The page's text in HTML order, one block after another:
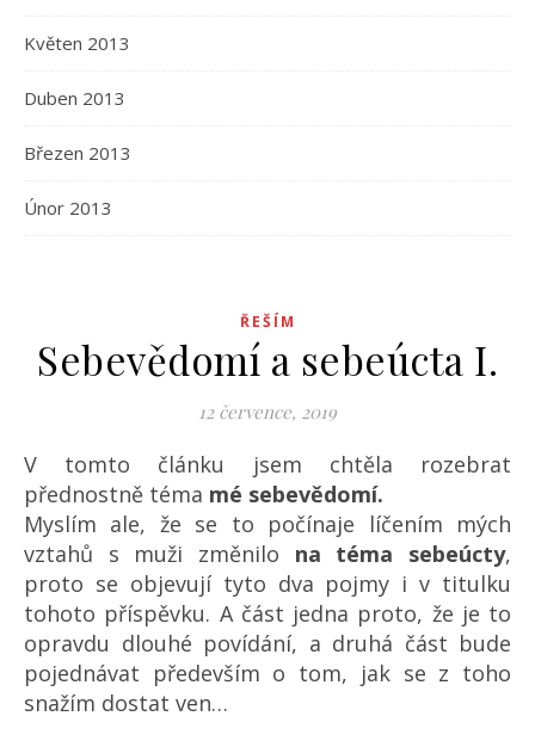
Květen 2013
Duben 2013
Březen 2013
Únor 2013
ŘEŠÍM
Sebevědomí a sebeúcta I.
12 července, 2019
V tomto článku jsem chtěla rozebrat
přednostně téma mé sebevědomí.
Myslím ale, že se to počínaje líčením mých
vztahů s muži změnilo na téma sebeúcty,
proto se objevují tyto dva pojmy i v titulku
tohoto příspěvku. A část jedna proto, že je to
opravdu dlouhé povídání, a druhá část bude
pojednávat především o tom, jak se z toho
snažím dostat ven…